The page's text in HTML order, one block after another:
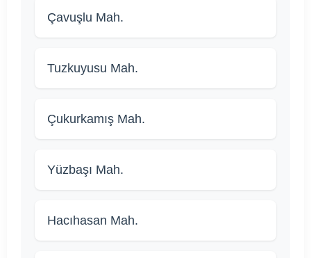
Çavuşlu Mah.
Tuzkuyusu Mah.
Çukurkamış Mah.
Yüzbaşı Mah.
Hacıhasan Mah.